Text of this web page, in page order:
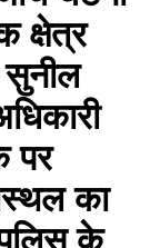
क्षेत्र
सुनील
पर
का